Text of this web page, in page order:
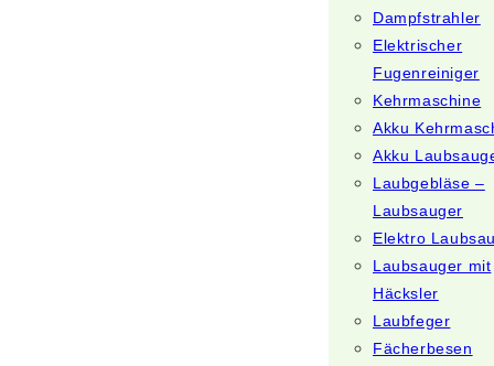
Dampfstrahler
Elektrischer
Fugenreiniger
Kehrmaschine
Akku
Akku
Laubgebläse –
Laubsauger
Elektro
Laubsauger mit
Häcksler
Laubfeger
Fächerbesen